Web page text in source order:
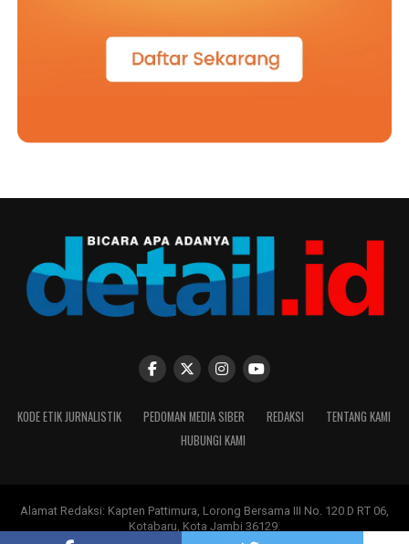
KODE ETIK JURNALISTIK PEDOMAN MEDIA SIBER REDAKSI
TENTANG KAMI
HUBUNGI KAMI
Alamat Redaksi: Kapten Pattimura, Lorong Bersama III No. 120 D RT 06,
Kotabaru, Kota Jambi 36129.